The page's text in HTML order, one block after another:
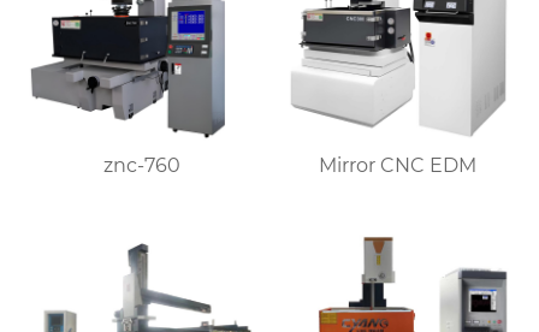
znc-760 Mirror CNC EDM